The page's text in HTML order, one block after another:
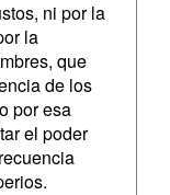
ni por la
la
que
de los
por esa
el poder